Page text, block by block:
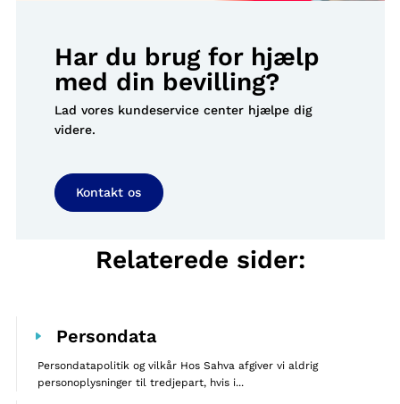
Har du brug for hjælp
med din bevilling?
Lad vores kundeservice center hjælpe dig
videre.
Kontakt os
Relaterede sider:
Persondata
Persondatapolitik og vilkår Hos Sahva afgiver vi aldrig
personoplysninger til tredjepart, hvis i...